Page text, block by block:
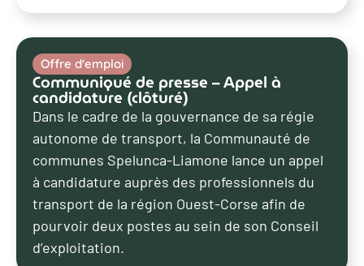
Offre d'emploi
Communiqué de presse – Appel à
candidature (clôturé)
Dans le cadre de la gouvernance de sa régie
autonome de transport, la Communauté de
communes Spelunca-Liamone lance un appel
à candidature auprès des professionnels du
transport de la région Ouest-Corse afin de
pourvoir deux postes au sein de son Conseil
d’exploitation.